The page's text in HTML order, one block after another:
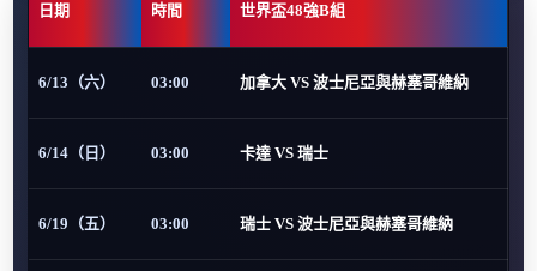
日期 時間 世界盃48強B組
6/13（六） 03:00 加拿大 VS 波士尼亞與赫塞哥維納
6/14（日） 03:00 卡達 VS 瑞士
6/19（五） 03:00 瑞士 VS 波士尼亞與赫塞哥維納